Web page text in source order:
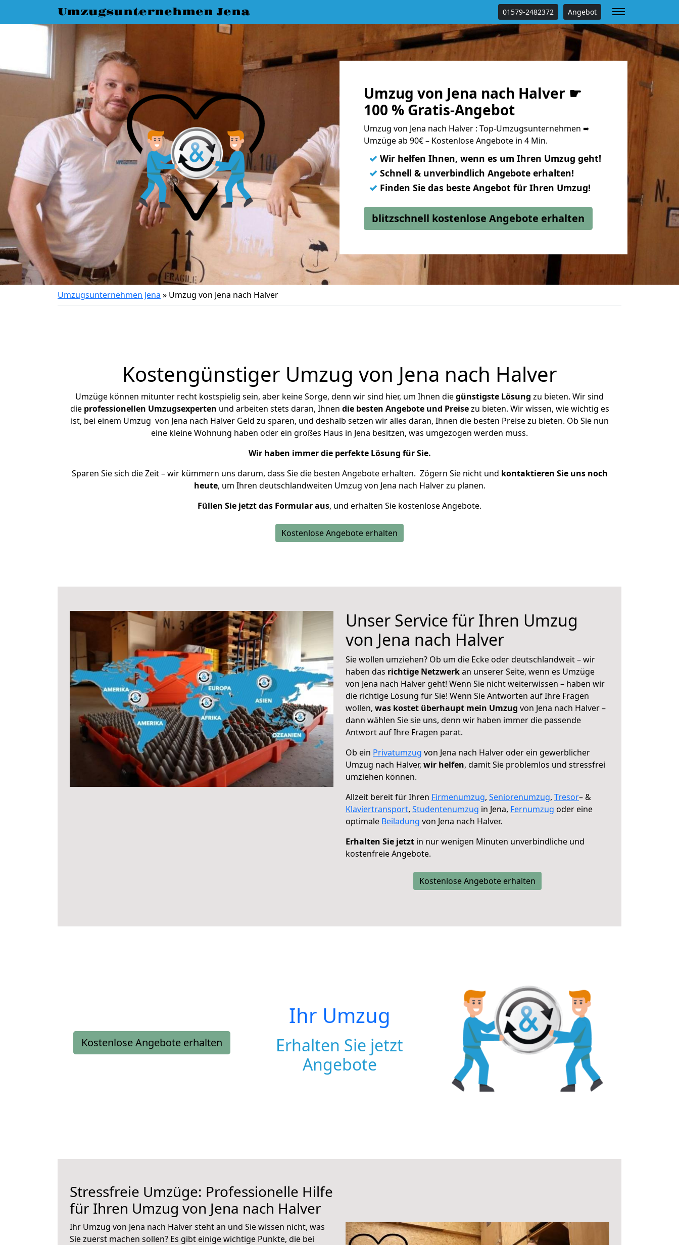
Umzugsunternehmen Jena 01579-2482372 Angebot
Umzug von Jena nach Halver ☛
100 % Gratis-Angebot
Umzug von Jena nach Halver : Top-Umzugsunternehmen ➨
Umzüge ab 90€ – Kostenlose Angebote in 4 Min.
✓ Wir helfen Ihnen, wenn es um Ihren Umzug geht!
✓ Schnell & unverbindlich Angebote erhalten!
✓ Finden Sie das beste Angebot für Ihren Umzug!
blitzschnell kostenlose Angebote erhalten
Umzugsunternehmen Jena » Umzug von Jena nach Halver
Kostengünstiger Umzug von Jena nach Halver
Umzüge können mitunter recht kostspielig sein, aber keine Sorge, denn wir sind hier, um Ihnen diegünstigste Lösung zu bieten. Wir sind
die professionellen Umzugsexperten und arbeiten stets daran, Ihnen die besten Angebote und Preisezu bieten. Wir wissen, wie wichtig es
ist, bei einem Umzug von Jena nach Halver Geld zu sparen, und deshalb setzen wir alles daran, Ihnen die besten Preise zu bieten. Ob Sie nun
eine kleine Wohnung haben oder ein großes Haus in Jena besitzen, was umgezogen werden muss.
Wir haben immer die perfekte Lösung für Sie.
Sparen Sie sich die Zeit – wir kümmern uns darum, dass Sie die besten Angebote erhalten. Zögern Sie nicht und kontaktieren Sie uns noch
heute, um Ihren deutschlandweiten Umzug von Jena nach Halver zu planen.
Füllen Sie jetzt das Formular aus, und erhalten Sie kostenlose Angebote.
Kostenlose Angebote erhalten
Unser Service für Ihren Umzug
von Jena nach Halver
Sie wollen umziehen? Ob um die Ecke oder deutschlandweit – wir
haben das richtige Netzwerkan unserer Seite, wenn es Umzüge
von Jena nach Halver geht! Wenn Sie nicht weiterwissen – haben wir
die richtige Lösung für Sie! Wenn Sie Antworten auf Ihre Fragen
wollen, was kostet überhaupt mein Umzug von Jena nach Halver –
dann wählen Sie sie uns, denn wir haben immer die passende
Antwort auf Ihre Fragen parat.
Ob ein Privatumzug von Jena nach Halver oder ein gewerblicher
Umzug nach Halver, wir helfen, damit Sie problemlos und stressfrei
umziehen können.
Allzeit bereit für Ihren Firmenumzug, Seniorenumzug, Tresor– &
Klaviertransport, Studentenumzug in Jena, Fernumzug oder eine
optimale Beiladung von Jena nach Halver.
Erhalten Sie jetzt in nur wenigen Minuten unverbindliche und
kostenfreie Angebote.
Kostenlose Angebote erhalten
Kostenlose Angebote erhalten
Ihr Umzug
Erhalten Sie jetzt
Angebote
Stressfreie Umzüge: Professionelle Hilfe
für Ihren Umzug von Jena nach Halver
Ihr Umzug von Jena nach Halver steht an und Sie wissen nicht, was
Sie zuerst machen sollen? Es gibt einige wichtige Punkte, die bei